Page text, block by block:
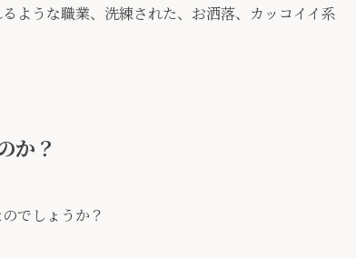
ような職業、洗練された、お洒落、カッコイイ系
か？
でしょうか？